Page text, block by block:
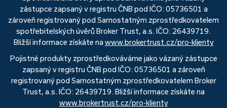
zástupce zapsaný v registru ČNB pod IČO: 05736501 a
zároveň registrovaný pod Samostatným zprostředkovatelem
spotřebitelských úvěrů Broker Trust, a.s. IČO: 26439719.
Bližší informace získáte na www.brokertrust.cz/pro-klienty
Pojistné produkty zprostředkováváme jako vázaný zástupce
zapsaný v registru ČNB pod IČO: 05736501 a zároveň
registrovaný pod Samostatným zprostředkovatelem Broker
Trust, a.s. IČO: 26439719. Bližší informace získáte na
www.brokertrust.cz/pro-klienty